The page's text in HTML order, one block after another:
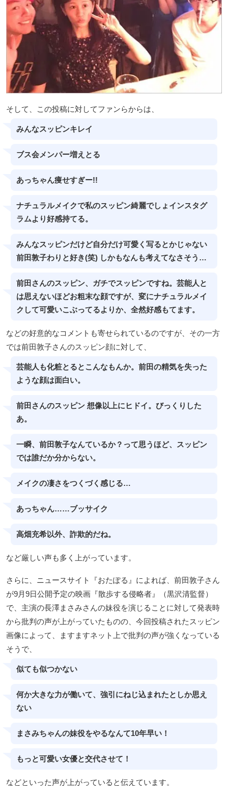
そして、この投稿に対してファンらからは、
みんなスッピンキレイ
ブス会メンパー増えとる
あっちゃん痩せすぎー!!
ナチュラルメイクで私のスッピン綺麗でしょインスタグ
ラムより好感持てる。
みんなスッピンだけど自分だけ可愛く写るとかじゃない
前田敦子わりと好き(笑) しかもなんも考えてなさそう…
前田さんのスッピン、ガチでスッピンですね。芸能人と
は思えないほどお粗末な顔ですが、変にナチュラルメイ
クして可愛いこぶってるよりか、全然好感もてます。
などの好意的なコメントも寄せられているのですが、その一方
では前田敦子さんのスッピン顔に対して、
芸能人も化粧とるとこんなもんか。前田の精気を失った
ような顔は面白い。
前田さんのスッピン 想像以上にヒドイ。びっくりした
あ。
一瞬、前田敦子なんているか？って思うほど、スッピン
では誰だか分からない。
メイクの凄さをつくづく感じる…
あっちゃん……ブッサイク
高畑充希以外、詐欺的だね。
など厳しい声も多く上がっています。
さらに、ニュースサイト『おたぽる』によれば、前田敦子さん
が9月9日公開予定の映画『散歩する侵略者』（黒沢清監督）
で、主演の長澤まさみさんの妹役を演じることに対して発表時
から批判の声が上がっていたものの、今回投稿されたスッピン
画像によって、ますますネット上で批判の声が強くなっている
そうで、
似ても似つかない
何か大きな力が働いて、強引にねじ込まれたとしか思え
ない
まさみちゃんの妹役をやるなんて10年早い！
もっと可愛い女優と交代させて！
などといった声が上がっていると伝えています。